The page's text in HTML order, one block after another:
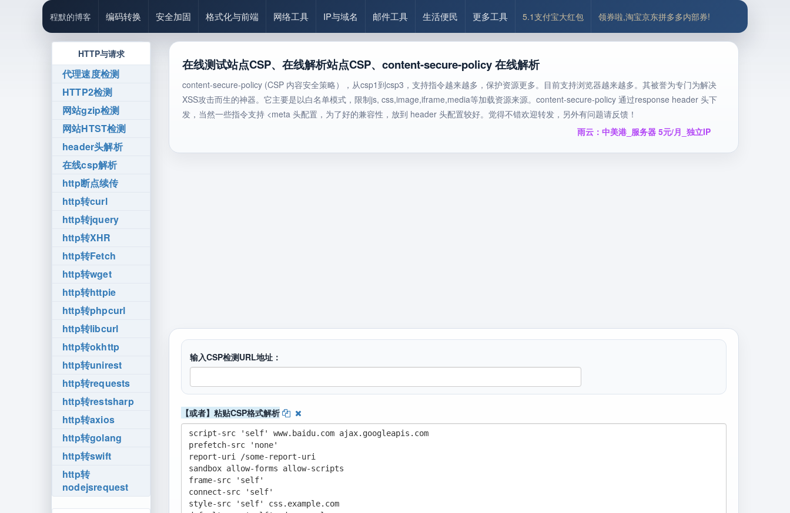
程默的博客 编码转换 安全加固 格式化与前端 网络工具 IP与域名 邮件工具 生活便民 更多工具 5.1支付宝大红包 领券啦,淘宝京东拼多多内部券!
HTTP与请求
代理速度检测
HTTP2检测
网站gzip检测
网站HTST检测
header头解析
在线csp解析
http断点续传
http转curl
http转jquery
http转XHR
http转Fetch
http转wget
http转httpie
http转phpcurl
http转libcurl
http转okhttp
http转unirest
http转requests
http转restsharp
http转axios
http转golang
http转swift
http转
nodejsrequest
在线测试站点CSP、在线解析站点CSP、content-secure-policy 在线解析
content-secure-policy (CSP 内容安全策略），从csp1到csp3，支持指令越来越多，保护资源更多。目前支持浏览器越来越多。其被誉为专门为解决
XSS攻击而生的神器。它主要是以白名单模式，限制js, css,image,iframe,media等加载资源来源。content-secure-policy 通过response header 头下
发，当然一些指令支持 <meta 头配置，为了好的兼容性，放到 header 头配置较好。觉得不错欢迎转发，另外有问题请反馈！
雨云：中美港_服务器 5元/月_独立IP
输入CSP检测URL地址：
【或者】粘贴CSP格式解析